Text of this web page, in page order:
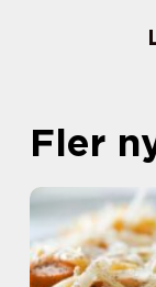
Fler